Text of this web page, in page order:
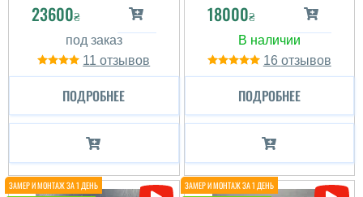
23600₴
11
ПОДРОБНЕЕ
18000₴
16
ПОДРОБНЕЕ